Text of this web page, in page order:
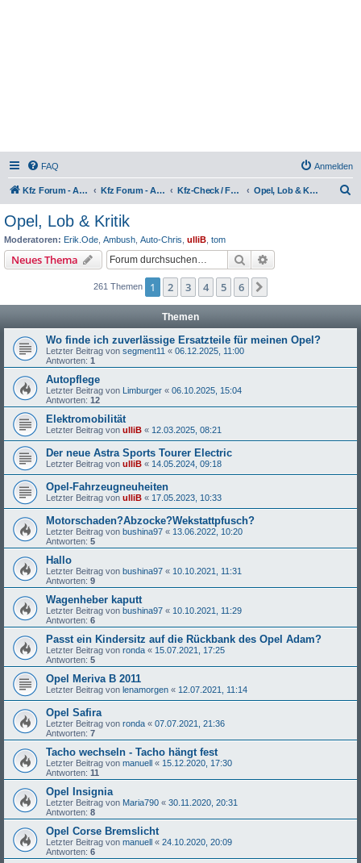
FAQ Anmelden
Kfz Forum - Auto, Motorrad und LKW Kfz Forum - Auto, Motorrad und LKW Kfz-Check / Fahrzeugbewertung / Lob & Tadel / Berichte & Erfahrungen Opel, Lob & Kritik
Opel, Lob & Kritik
Moderatoren: Erik.Ode Ambush Auto-Chris ulliB tom
Neues Thema Suche
261 Themen 1 2 3 4 5 6
Themen
Wo finde ich zuverlässige Ersatzteile für meinen Opel?
Letzter Beitrag von segment11 « 06.12.2025, 11:00
Antworten: 1
Autopflege
Letzter Beitrag von Limburger « 06.10.2025, 15:04
Antworten: 12
Elektromobilität
Letzter Beitrag von ulliB « 12.03.2025, 08:21
Der neue Astra Sports Tourer Electric
Letzter Beitrag von ulliB « 14.05.2024, 09:18
Opel-Fahrzeugneuheiten
Letzter Beitrag von ulliB « 17.05.2023, 10:33
Motorschaden?Abzocke?Wekstattpfusch?
Letzter Beitrag von bushina97 « 13.06.2022, 10:20
Antworten: 5
Hallo
Letzter Beitrag von bushina97 « 10.10.2021, 11:31
Antworten: 9
Wagenheber kaputt
Letzter Beitrag von bushina97 « 10.10.2021, 11:29
Antworten: 6
Passt ein Kindersitz auf die Rückbank des Opel Adam?
Letzter Beitrag von ronda « 15.07.2021, 17:25
Antworten: 5
Opel Meriva B 2011
Letzter Beitrag von lenamorgen « 12.07.2021, 11:14
Opel Safira
Letzter Beitrag von ronda « 07.07.2021, 21:36
Antworten: 7
Tacho wechseln - Tacho hängt fest
Letzter Beitrag von manuell « 15.12.2020, 17:30
Antworten: 11
Opel Insignia
Letzter Beitrag von Maria790 « 30.11.2020, 20:31
Antworten: 8
Opel Corse Bremslicht
Letzter Beitrag von manuell « 24.10.2020, 20:09
Antworten: 6